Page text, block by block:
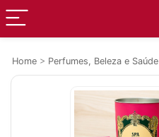
Home > Perfumes, Beleza e Saúde